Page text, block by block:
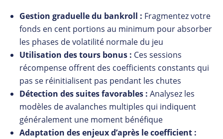
Gestion graduelle du bankroll : Fragmentez votre
fonds en cent portions au minimum pour absorber
les phases de volatilité normale du jeu
Utilisation des tours bonus : Ces sessions
récompense offrent des coefficients constants qui
pas se réinitialisent pas pendant les chutes
Détection des suites favorables : Analysez les
modèles de avalanches multiples qui indiquent
généralement une moment bénéfique
Adaptation des enjeux d’après le coefficient :